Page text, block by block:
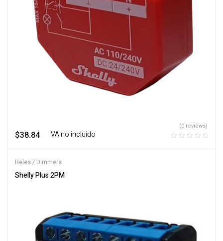
$38.84 ‎ ‎ ‎ IVA no incluido
(0 reviews)
Reles / Dimmers
Shelly Plus 2PM